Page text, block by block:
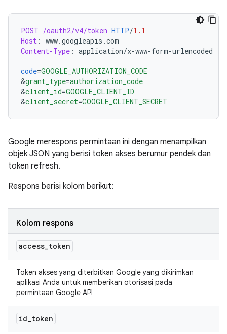
POST /oauth2/v4/token HTTP/1.1
Host : www.googleapis.com
Content-Type : application/x-www-form-urlencoded
code=GOOGLE_AUTHORIZATION_CODE
&grant_type=authorization_code
&client_id=GOOGLE_CLIENT_ID
&client_secret=GOOGLE_CLIENT_SECRET
Google merespons permintaan ini dengan menampilkan
objek JSON yang berisi token akses berumur pendek dan
token refresh.
Respons berisi kolom berikut:
Kolom respons
access_token
Token akses yang diterbitkan Google yang dikirimkan
aplikasi Anda untuk memberikan otorisasi pada
permintaan Google API
id_token